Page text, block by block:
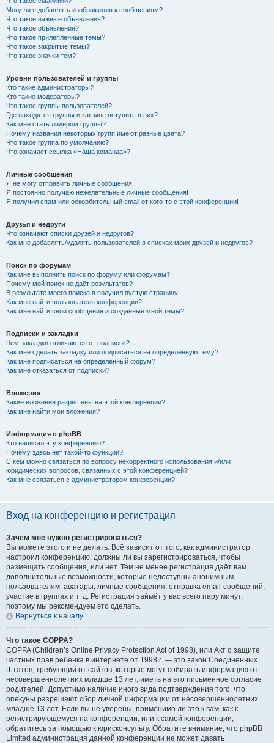
Могу ли я добавлять изображения к сообщениям?
Что такое важные объявления?
Что такое объявления?
Что такое прилепленные темы?
Что такое закрытые темы?
Что такое значки тем?
Уровни пользователей и группы
Кто такие администраторы?
Кто такие модераторы?
Что такое группы пользователей?
Где находятся группы и как мне вступить в них?
Как мне стать лидером группы?
Почему названия некоторых групп имеют разные цвета?
Что такое группа по умолчанию?
Что означает ссылка «Наша команда»?
Личные сообщения
Я не могу отправить личные сообщения!
Я постоянно получаю нежелательные личные сообщения!
Я получил спам или оскорбительный email от кого-то с этой конференции!
Друзья и недруги
Что означают списки друзей и недругов?
Как мне добавлять/удалять пользователей в списках моих друзей и недругов?
Поиск по форумам
Как мне выполнить поиск по форуму или форумам?
Почему мой поиск не даёт результатов?
В результате моего поиска я получил пустую страницу!
Как мне найти пользователя конференции?
Как мне найти свои сообщения и созданные мной темы?
Подписки и закладки
Чем закладки отличаются от подписок?
Как мне сделать закладку или подписаться на определённую тему?
Как мне подписаться на определённый форум?
Как мне отказаться от подписки?
Вложения
Какие вложения разрешены на этой конференции?
Как мне найти мои вложения?
Информация о phpBB
Кто написал эту конференцию?
Почему здесь нет такой-то функции?
С кем можно связаться по вопросу некорректного использования и/или
юридических вопросов, связанных с этой конференцией?
Как мне связаться с администратором конференции?
Вход на конференцию и регистрация
Зачем мне нужно регистрироваться?
Вы можете этого и не делать. Всё зависит от того, как администратор
настроил конференцию: должны ли вы зарегистрироваться, чтобы
размещать сообщения, или нет. Тем не менее регистрация даёт вам
дополнительные возможности, которые недоступны анонимным
пользователям: аватары, личные сообщения, отправка email-сообщений,
участие в группах и т. д. Регистрация займёт у вас всего пару минут,
поэтому мы рекомендуем это сделать.
Вернуться к началу
Что такое COPPA?
COPPA (Children’s Online Privacy Protection Act of 1998), или Акт о защите
частных прав ребёнка в интернете от 1998 г. — это закон Соединённых
Штатов, требующий от сайтов, которые могут собирать информацию от
несовершеннолетних младше 13 лет, иметь на это письменное согласие
родителей. Допустимо наличие иного вида подтверждения того, что
опекуны разрешают сбор личной информации от несовершеннолетних
младше 13 лет. Если вы не уверены, применимо ли это к вам, как к
регистрирующемуся на конференции, или к самой конференции,
обратитесь за помощью к юрисконсульту. Обратите внимание, что phpBB
Limited администрация данной конференции не может давать